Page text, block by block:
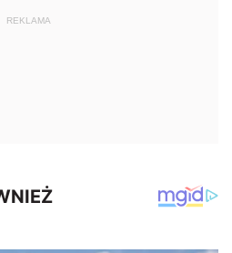
REKLAMA